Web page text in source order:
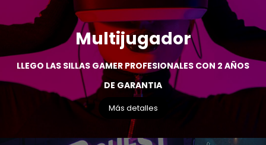
Multijugador
LLEGO LAS SILLAS GAMER PROFESIONALES CON 2 AÑOS
DE GARANTIA
Más detalles